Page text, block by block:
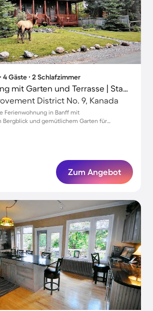
4 Gäste ∙ 2 Schlafzimmer
Ferienwohnung mit Garten und Terrasse | Stadtblick
District No. 9, Kanada
Ferienwohnung in Banff mit
Bergblick und gemütlichem Garten für
Zum Angebot